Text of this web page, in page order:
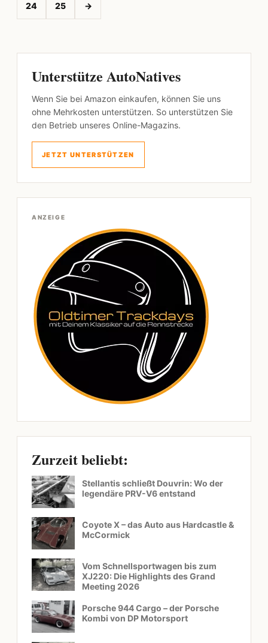
24 25 →
Unterstütze AutoNatives
Wenn Sie bei Amazon einkaufen, können Sie uns
ohne Mehrkosten unterstützen. So unterstützen Sie
den Betrieb unseres Online-Magazins.
JETZT UNTERSTÜTZEN
ANZEIGE
Zurzeit beliebt:
Stellantis schließt Douvrin: Wo der
legendäre PRV-V6 entstand
Coyote X – das Auto aus Hardcastle &
McCormick
Vom Schnellsportwagen bis zum
XJ220: Die Highlights des Grand
Meeting 2026
Porsche 944 Cargo – der Porsche
Kombi von DP Motorsport